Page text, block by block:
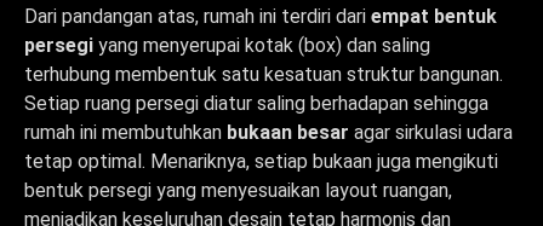
Dari pandangan atas, rumah ini terdiri dari empat bentuk
persegi yang menyerupai kotak (box) dan saling
terhubung membentuk satu kesatuan struktur bangunan.
Setiap ruang persegi diatur saling berhadapan sehingga
rumah ini membutuhkan bukaan besar agar sirkulasi udara
tetap optimal. Menariknya, setiap bukaan juga mengikuti
bentuk persegi yang menyesuaikan layout ruangan,
menjadikan keseluruhan desain tetap harmonis dan